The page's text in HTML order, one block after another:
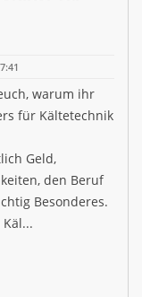
warum ihr
für Kältetechnik
Geld,
den Beruf
Besonderes.